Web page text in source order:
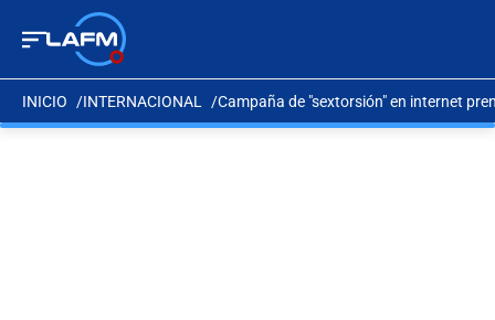
INICIO INTERNACIONAL Campaña de "sextorsión" en internet